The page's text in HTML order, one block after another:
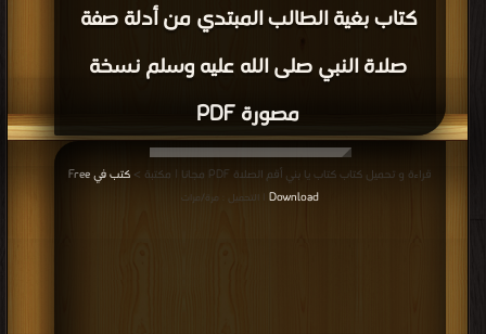
كتاب بغية الطالب المبتدي من أدلة صفة
صلاة النبي صلى الله عليه وسلم نسخة
مصورة PDF
قراءة و تحميل كتاب كتاب يا بني أقم الصلاة PDF مجانا | مكتبة >
كتب في Free
Download | التحميل : مرة/مرات